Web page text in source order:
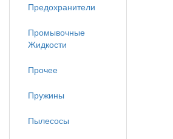
Предохранители
Промывочные
Жидкости
Прочее
Пружины
Пылесосы